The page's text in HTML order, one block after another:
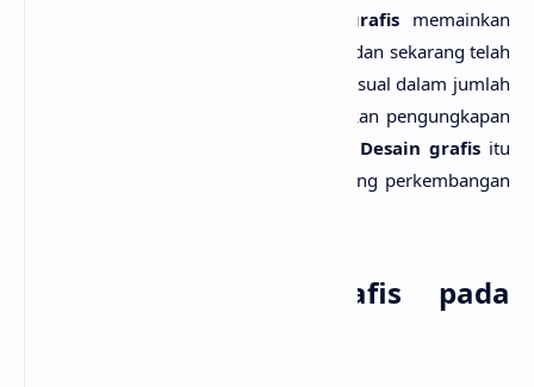
desain grafis memainkan
peranan penting pada dunia. Masa lalu dan sekarang telah
memberi beragam referensi gaya dan visual dalam jumlah
yang tak terhitung. Semuanya merupakan pengungkapan
Desain grafis itu
hidup dan akan terus berkembang seiring perkembangan
Peranan Desain Grafis pada